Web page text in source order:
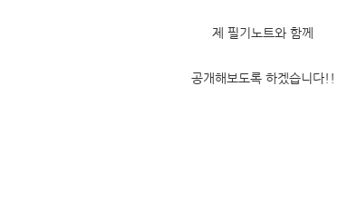
제 필기노트와 함께
공개해보도록 하겠습니다!!